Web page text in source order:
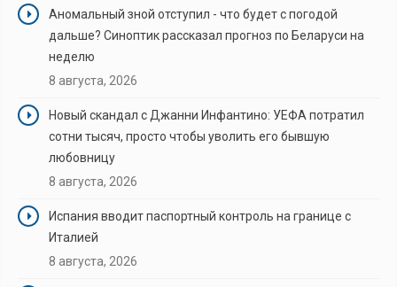
Аномальный зной отступил - что будет с погодой
дальше? Синоптик рассказал прогноз по Беларуси на
неделю
8 августа, 2026
Новый скандал с Джанни Инфантино: УЕФА потратил
сотни тысяч, просто чтобы уволить его бывшую
любовницу
8 августа, 2026
Испания вводит паспортный контроль на границе с
Италией
8 августа, 2026